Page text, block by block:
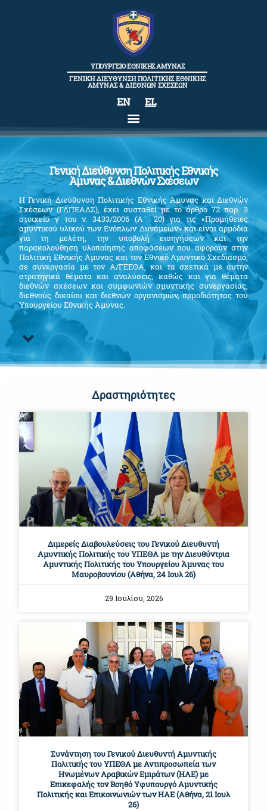
ΥΠΟΥΡΓΕΙΟ ΕΘΝΙΚΗΣ ΑΜΥΝΑΣ
ΓΕΝΙΚΗ ΔΙΕΥΘΥΝΣΗ ΠΟΛΙΤΙΚΗΣ ΕΘΝΙΚΗΣ
ΑΜΥΝΑΣ & ΔΙΕΘΝΩΝ ΣΧΕΣΕΩΝ
EN EL
Γενική Διεύθυνση Πολιτικής Εθνικής
Άμυνας & Διεθνών Σχέσεων
Η Γενική Διεύθυνση Πολιτικής Εθνικής Άμυνας και Διεθνών
Σχέσεων (ΓΔΠΕΑΔΣ), έχει συσταθεί με το άρθρο 72 παρ. 3
στοιχείο γ του ν. 3433/2006 (Α ́ 20) για τις «Προμήθειες
αμυντικού υλικού των Ενόπλων Δυνάμεων» και είναι αρμόδια
για τη μελέτη, την υποβολή εισηγήσεων και την
παρακολούθηση υλοποίησης αποφάσεων που αφορούν στην
Πολιτική Εθνικής Άμυνας και τον Εθνικό Αμυντικό Σχεδιασμό,
σε συνεργασία με τον Α/ΓΕΕΘΑ, και τα σχετικά με αυτήν
στρατηγικά θέματα και αναλύσεις, καθώς και για θέματα
διεθνών σχέσεων και συμφωνιών αμυντικής συνεργασίας,
διεθνούς δικαίου και διεθνών οργανισμών, αρμοδιότητας του
Υπουργείου Εθνικής Άμυνας.
Δραστηριότητες
Διμερείς Διαβουλεύσεις του Γενικού Διευθυντή
Αμυντικής Πολιτικής του ΥΠΕΘΑ με την Διευθύντρια
Αμυντικής Πολιτικής του Υπουργείου Άμυνας του
Μαυροβουνίου (Αθήνα, 24 Ιουλ 26)
29 Ιουλίου, 2026
Συνάντηση του Γενικού Διευθυντή Αμυντικής
Πολιτικής του ΥΠΕΘΑ με Αντιπροσωπεία των
Ηνωμένων Αραβικών Εμιράτων (ΗΑΕ) με
Επικεφαλής τον Βοηθό Υφυπουργό Αμυντικής
Πολιτικής και Επικοινωνιών των ΗΑΕ (Αθήνα, 21 Ιουλ
26)